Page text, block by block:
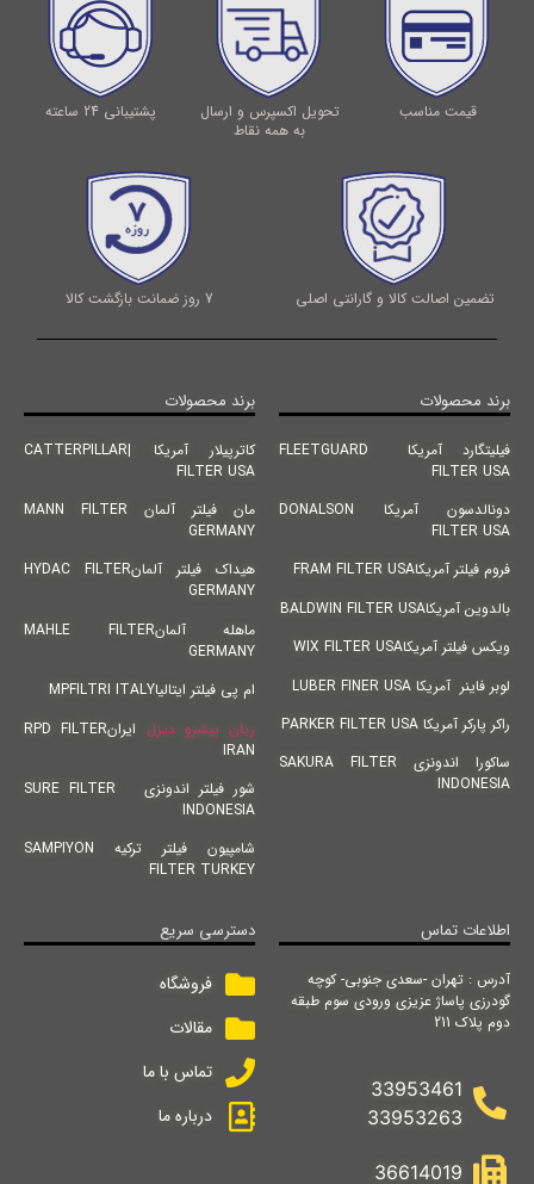
قیمت مناسب
تحویل اکسپرس و ارسال
به همه نقاط
پشتیبانی 24 ساعته
تضمین اصالت کالا و گارانتی اصلی 7 روز ضمانت بازگشت کالا
برند محصولات
فیلیتگارد آمریکا FLEETGUARD
FILTER USA
دونالدسون آمریکا DONALSON
FILTER USA
فروم فیلتر آمریکاFRAM FILTER USA
بالدوین آمریکاBALDWIN FILTER USA
ویکس فیلتر آمریکاWIX FILTER USA
لوبر فاینر آمریکا LUBER FINER USA
راکر پارکر آمریکا PARKER FILTER USA
ساکورا اندونزی SAKURA FILTER
INDONESIA
برند محصولات
کاترپیلار آمریکا |CATTERPILLAR
FILTER USA
مان فیلتر آلمان MANN FILTER
GERMANY
هیداک فیلتر آلمانHYDAC FILTER
GERMANY
ماهله آلمانMAHLE FILTER
GERMANY
ام پی فیلتر ایتالیاMPFILTRI ITALY
ریان پیشرو دیزل
ایرانRPD FILTER
IRAN
شور فیلتر اندونزی SURE FILTER
INDONESIA
شامپیون فیلتر ترکیه SAMPIYON
FILTER TURKEY
اطلاعات تماس
آدرس : تهران -سعدی جنوبی- کوچه
گودرزی پاساژ عزیزی ورودی سوم طبقه
دوم پلاک 211
33953461
33953263
36614019
دسترسی سریع
فروشگاه
مقالات
تماس با ما
درباره ما